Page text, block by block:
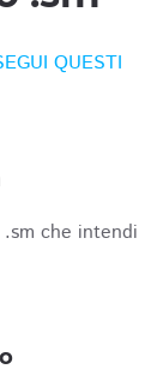
QUESTI
che intendi